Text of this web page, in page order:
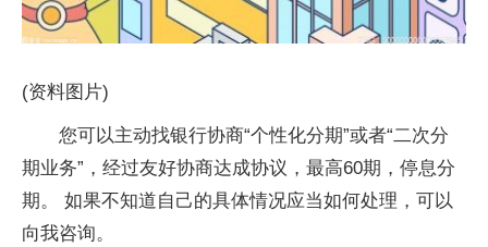
(资料图片)
您可以主动找银行协商“个性化分期”或者“二次分
期业务”，经过友好协商达成协议，最高60期，停息分
期。 如果不知道自己的具体情况应当如何处理，可以
向我咨询。